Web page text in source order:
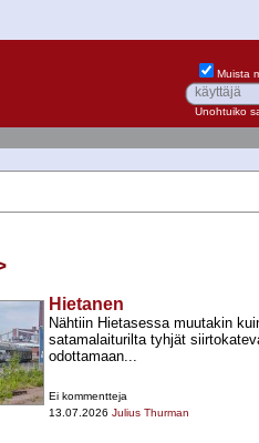
Muista
Unohtuiko
Hietanen
Nähtiin Hietasessa muutakin
satamalaiturilta tyhjät
odottamaan...
Ei kommentteja
13.07.2026 Julius Thurman